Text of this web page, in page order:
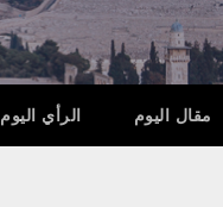
مقال اليوم الرأي اليوم